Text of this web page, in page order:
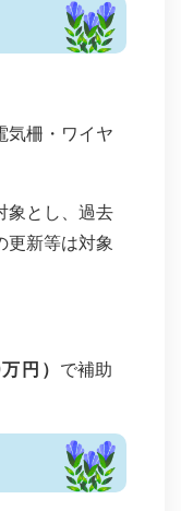
気柵・ワイヤ
とし、過去
更新等は対象
円） で補助